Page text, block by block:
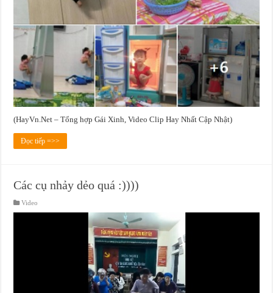
(HayVn.Net – Tổng hợp Gái Xinh, Video Clip Hay Nhất Cập Nhật)
Đọc tiếp =>>
Các cụ nhảy dẻo quá :))))
Video